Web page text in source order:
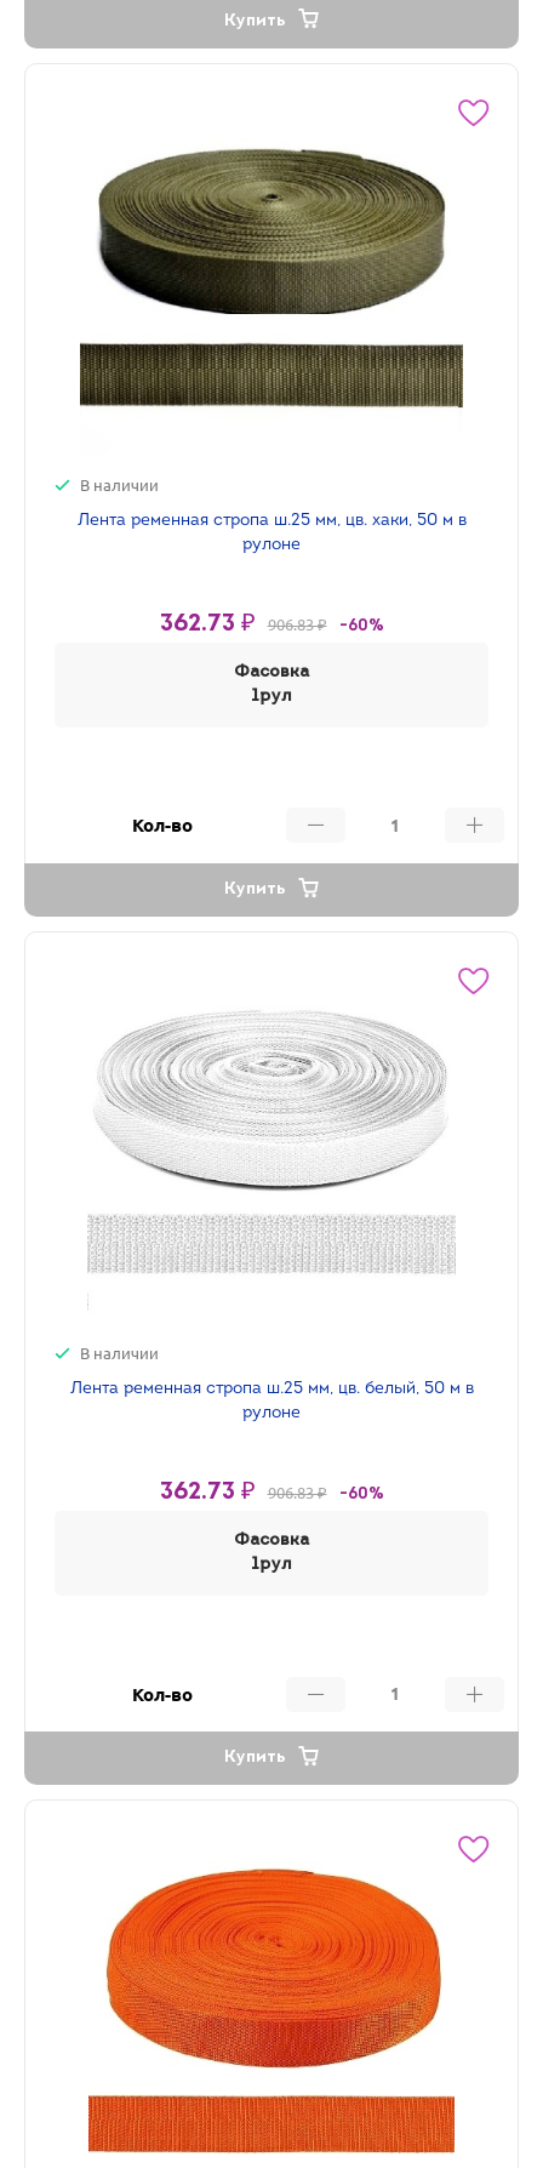
Купить
В наличии
Лента ременная стропа ш.25 мм, цв. хаки, 50 м в
рулоне
362.73 ₽ 906.83 ₽ -60%
Фасовка
1рул
Кол-во
Купить
В наличии
Лента ременная стропа ш.25 мм, цв. белый, 50 м в
рулоне
362.73 ₽ 906.83 ₽ -60%
Фасовка
1рул
Кол-во
Купить